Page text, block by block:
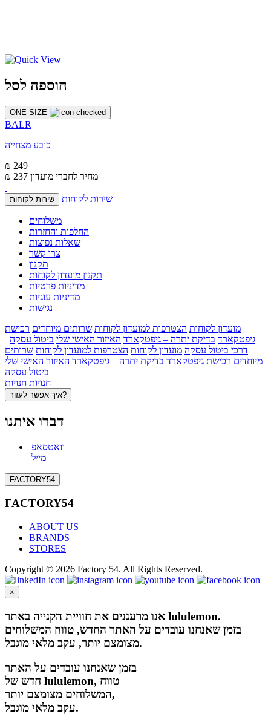
הוספה לסל
ONE SIZE
BALR
כובע מצחייה
₪ 249
₪ 237 מחיר לחברי מועדון
שירות לקוחות שירות לקוחות
משלוחים
החלפות והחזרות
שאלות נפוצות
צרו קשר
תקנון
תקנון מועדון לקוחות
מדיניות פרטיות
מדיניות עוגיות
נגישות
מועדון לקוחות הצטרפות למועדון לקוחות שרותים מיוחדים רכישת
גיפטקארד בדיקת יתרה – גיפטקארד האיזור האישי שלי ביטול עסקה
דרכי ביטול עסקה מועדון לקוחות הצטרפות למועדון לקוחות שרותים
מיוחדים רכישת גיפטקארד בדיקת יתרה – גיפטקארד האיזור האישי שלי
ביטול עסקה
חנויות חנויות
איך אפשר לעזור?
דברו איתנו
וואטסאפ
מייל
FACTORY54
FACTORY54
ABOUT US
BRANDS
STORES
Copyright © 2026 Factory 54. All Rights Reserved.
×
אנו מרעננים את חוויית הקנייה באתר lululemon.
בזמן שאנחנו עובדים על האתר החדש, טווח המשלוחים
מצומצם יותר, עקב מלאי מוגבל.
בזמן שאנחנו עובדים על האתר
חדש של lululemon, טווח
המשלוחים מצומצם יותר,
עקב מלאי מוגבל.